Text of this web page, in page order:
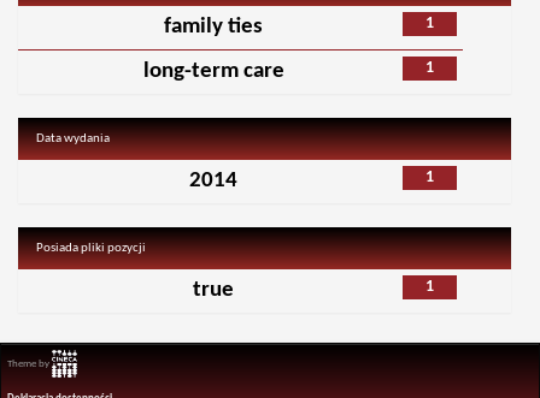
1
family ties
1
long-term care
Data wydania
1
2014
Posiada pliki pozycji
1
true
Theme by